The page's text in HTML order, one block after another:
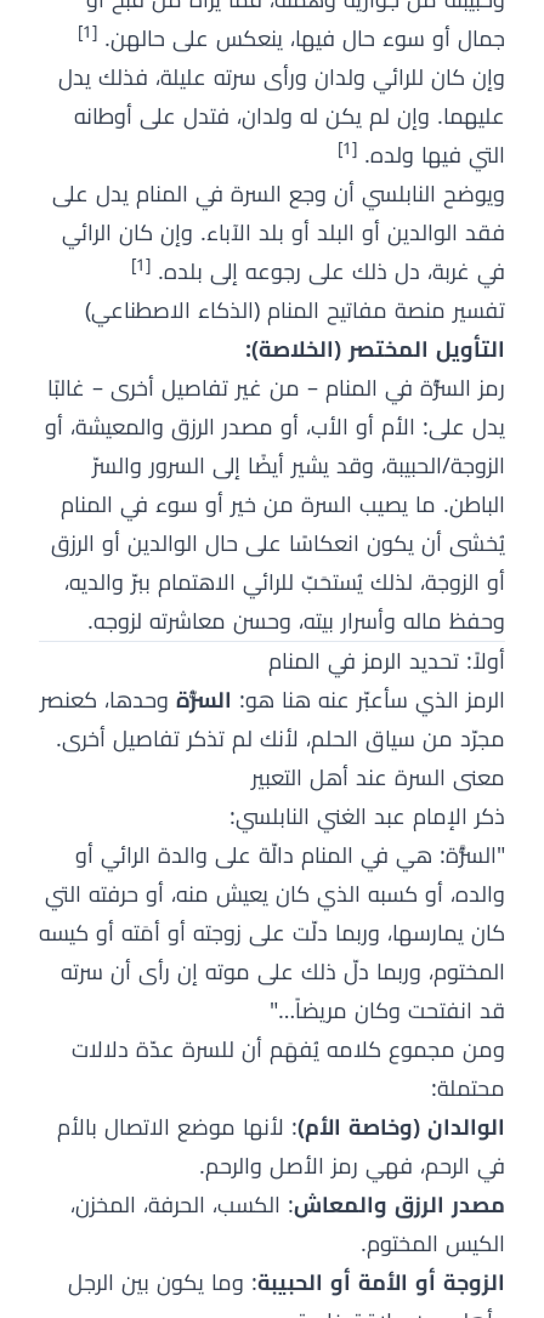
جمال أو سوء حال فيها، ينعكس على حالهن. [1]
وإن كان للرائي ولدان ورأى سرته عليلة، فذلك يدل
عليهما. وإن لم يكن له ولدان، فتدل على أوطانه
التي فيها ولده. [1]
ويوضح النابلسي أن وجع السرة في المنام يدل على
فقد الوالدين أو البلد أو بلد الآباء. وإن كان الرائي
في غربة، دل ذلك على رجوعه إلى بلده. [1]
تفسير منصة مفاتيح المنام (الذكاء الاصطناعي)
التأويل المختصر (الخلاصة):
رمز السُّرّة في المنام – من غير تفاصيل أخرى – غالبًا
يدل على: الأم أو الأب، أو مصدر الرزق والمعيشة، أو
الزوجة/الحبيبة، وقد يشير أيضًا إلى السرور والسرّ
الباطن. ما يصيب السرة من خير أو سوء في المنام
يُخشى أن يكون انعكاسًا على حال الوالدين أو الرزق
أو الزوجة، لذلك يُستحَبّ للرائي الاهتمام ببرّ والديه،
وحفظ ماله وأسرار بيته، وحسن معاشرته لزوجه.
أولاً: تحديد الرمز في المنام
الرمز الذي سأعبّر عنه هنا هو: السُّرّة وحدها، كعنصر
مجرّد من سياق الحلم، لأنك لم تذكر تفاصيل أخرى.
معنى السرة عند أهل التعبير
ذكر الإمام عبد الغني النابلسي:
"السُّرَّة: هي في المنام دالّة على والدة الرائي أو
والده، أو كسبه الذي كان يعيش منه، أو حرفته التي
كان يمارسها، وربما دلّت على زوجته أو أمَته أو كيسه
المختوم، وربما دلّ ذلك على موته إن رأى أن سرته
قد انفتحت وكان مريضاً…"
ومن مجموع كلامه يُفهَم أن للسرة عدّة دلالات
محتملة:
الوالدان (وخاصة الأم): لأنها موضع الاتصال بالأم
في الرحم، فهي رمز الأصل والرحم.
مصدر الرزق والمعاش: الكسب، الحرفة، المخزن،
الكيس المختوم.
الزوجة أو الأمة أو الحبيبة: وما يكون بين الرجل